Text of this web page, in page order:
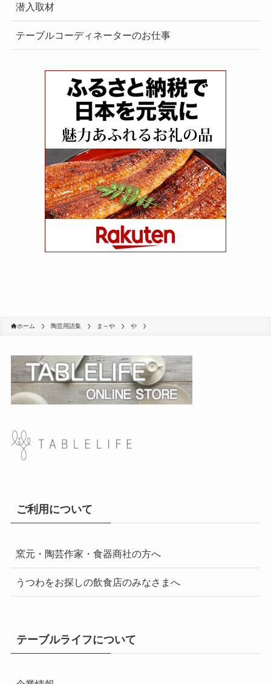
潜入取材
テーブルコーディネーターのお仕事
ホーム 陶芸用語集 ま～や や
ご利用について
窯元・陶芸作家・食器商社の方へ
うつわをお探しの飲食店のみなさまへ
テーブルライフについて